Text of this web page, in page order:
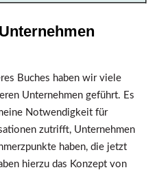
Buches haben wir viele
Unternehmen geführt. Es
Notwendigkeit für
zutrifft, Unternehmen
haben, die jetzt
hierzu das Konzept von